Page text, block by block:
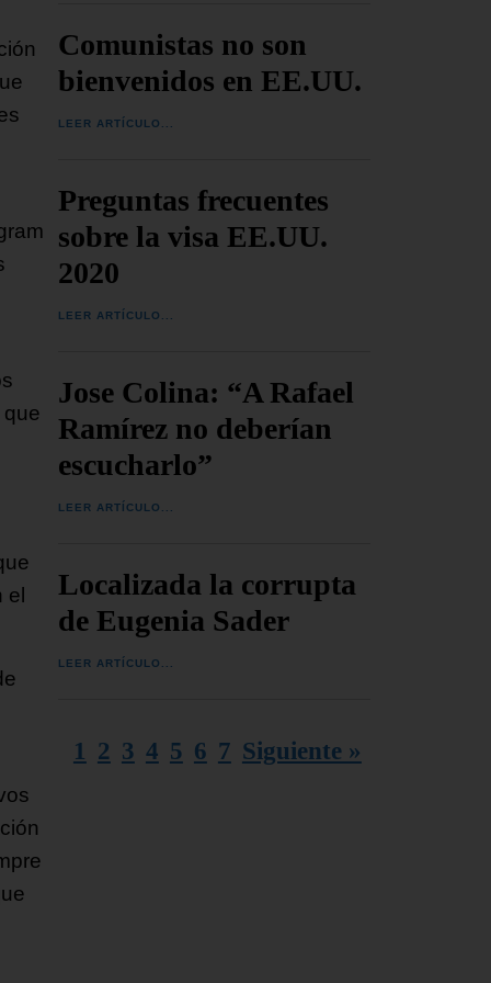
el
Comunistas no son
bienvenidos en EE.UU.
LEER ARTÍCULO...
Preguntas frecuentes
sobre la visa EE.UU.
2020
LEER ARTÍCULO...
Jose Colina: “A Rafael
Ramírez no deberían
escucharlo”
LEER ARTÍCULO...
Localizada la corrupta
de Eugenia Sader
LEER ARTÍCULO...
1 2 3 4 5 6 7 Siguiente »